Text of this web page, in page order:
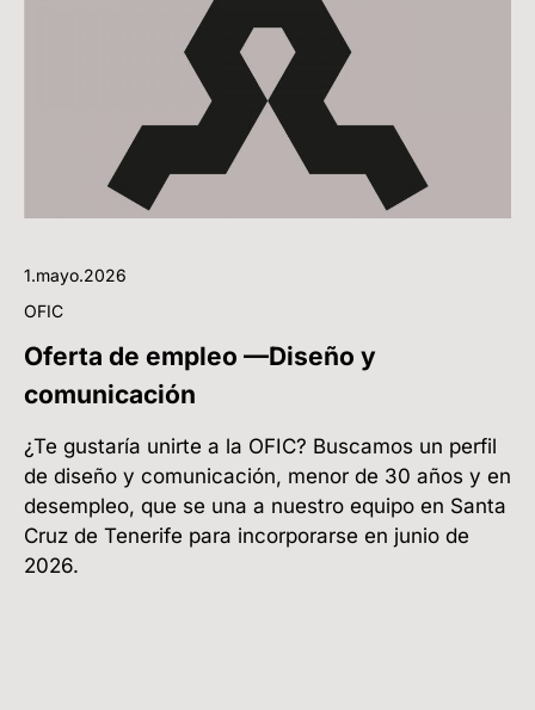
1.mayo.2026
OFIC
Oferta de empleo —Diseño y
comunicación
¿Te gustaría unirte a la OFIC? Buscamos un perfil
de diseño y comunicación, menor de 30 años y en
desempleo, que se una a nuestro equipo en Santa
Cruz de Tenerife para incorporarse en junio de
2026.